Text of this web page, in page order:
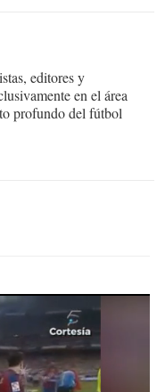
editores y
en el área
profundo del fútbol